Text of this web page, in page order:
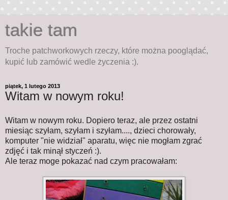
takie tam
Troche patchworkowych rzeczy, które można pooglądać,
kupić lub zamówić wedle życzenia :).
piątek, 1 lutego 2013
Witam w nowym roku!
Witam w nowym roku. Dopiero teraz, ale przez ostatni
miesiąc szyłam, szyłam i szyłam...., dzieci chorowały,
komputer "nie widział" aparatu, więc nie mogłam zgrać
zdjęć i tak minął styczeń :).
Ale teraz moge pokazać nad czym pracowałam: